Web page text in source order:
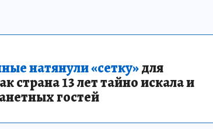
натянули «сетку»для
страна 13 лет тайно искала и
гостей